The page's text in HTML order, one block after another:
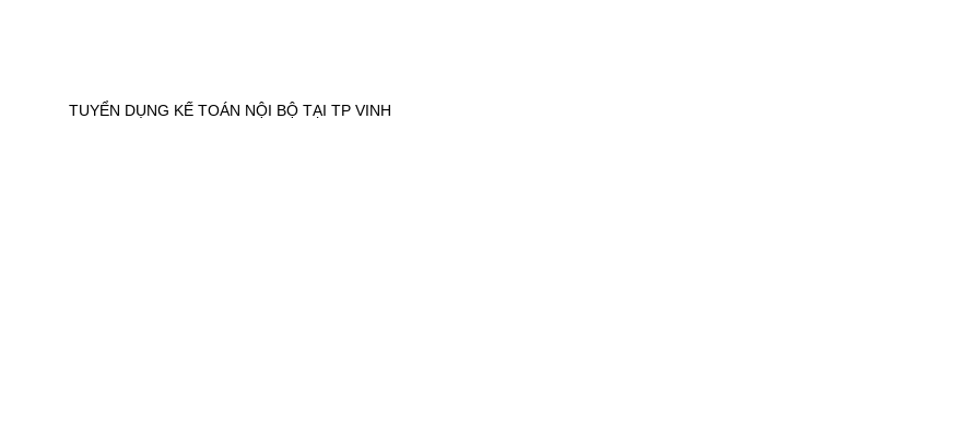
TUYỂN DỤNG KẾ TOÁN NỘI BỘ TẠI TP VINH